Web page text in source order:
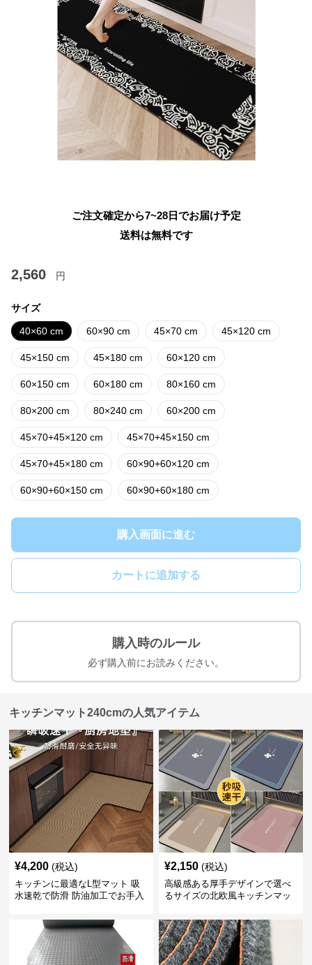
ご注文確定から7~28日でお届け予定
送料は無料です
2,560 円
サイズ
40×60 cm 60×90 cm 45×70 cm 45×120 cm
45×150 cm 45×180 cm 60×120 cm
60×150 cm 60×180 cm 80×160 cm
80×200 cm 80×240 cm 60×200 cm
45×70+45×120 cm 45×70+45×150 cm
45×70+45×180 cm 60×90+60×120 cm
60×90+60×150 cm 60×90+60×180 cm
購入画面に進む
カートに追加する
購入時のルール
必ず購入前にお読みください。
キッチンマット240cmの人気アイテム
¥4,200 (税込)
キッチンに最適なL型マット 吸
水速乾で防滑 防油加工でお手入
¥2,150 (税込)
高級感ある厚手デザインで選べ
るサイズの北欧風キッチンマッ